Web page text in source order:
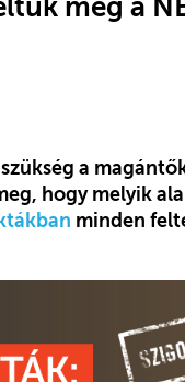
a
hogy melyik
minden